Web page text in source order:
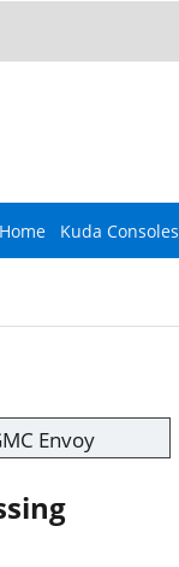
Home Kuda Consoles
Envoy